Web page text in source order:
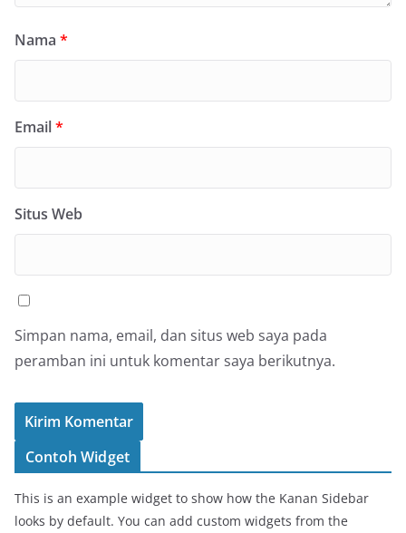
Nama *
Email*
Situs Web
Simpan nama, email, dan situs web saya pada
peramban ini untuk komentar saya berikutnya.
Contoh Widget
This is an example widget to show how the Kanan Sidebar
looks by default. You can add custom widgets from the